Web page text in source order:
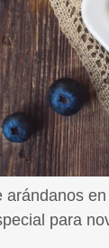
para